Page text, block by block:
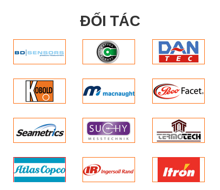
ĐỐI TÁC